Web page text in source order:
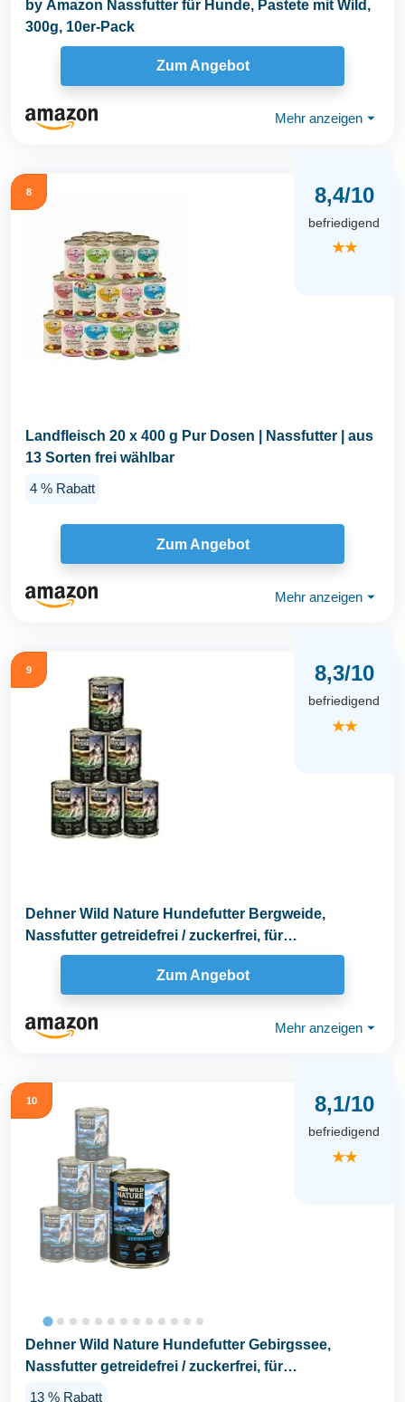
by Amazon Nassfutter für Hunde, Pastete mit Wild,
300g, 10er-Pack
Zum Angebot
Mehr anzeigen ⏷
8 8,4/10
befriedigend
★★
Landfleisch 20 x 400 g Pur Dosen | Nassfutter | aus
13 Sorten frei wählbar
4 % Rabatt
Zum Angebot
Mehr anzeigen ⏷
9 8,3/10
befriedigend
★★
Dehner Wild Nature Hundefutter Bergweide,
Nassfutter getreidefrei / zuckerfrei, für
ausgewachsene...
Zum Angebot
Mehr anzeigen ⏷
10 8,1/10
befriedigend
★★
Dehner Wild Nature Hundefutter Gebirgssee,
Nassfutter getreidefrei / zuckerfrei, für
13 % Rabatt